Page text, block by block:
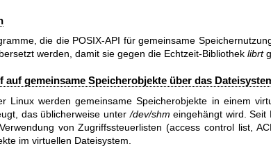
die die POSIX-API für gemeinsame
werden, damit sie gegen die Echtzeit-Bibliothek librt
auf gemeinsame Speicherobjekte über das
Linux werden gemeinsame Speicherobjekte in einem
das üblicherweise unter/dev/shm eingehängt wird. Seit
von Zugriffssteuerlisten (access control list,
im virtuellen Dateisystem.